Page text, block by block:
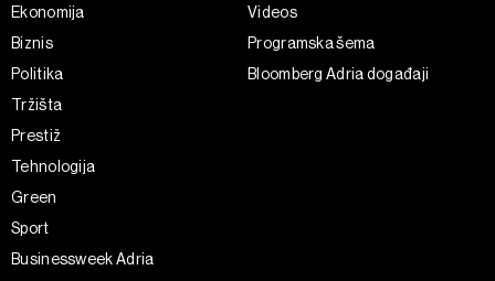
Ekonomija
Biznis
Politika
Tržišta
Prestiž
Tehnologija
Green
Sport
Businessweek Adria
Videos
Programska šema
Bloomberg Adria događaji